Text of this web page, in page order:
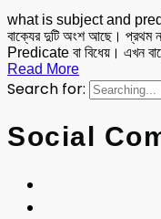
what is subject and
বাক্যের দুটি অংশ আছে। প্রথম
Predicate বা বিধেয়। এখন
Read More
Search for:
Social